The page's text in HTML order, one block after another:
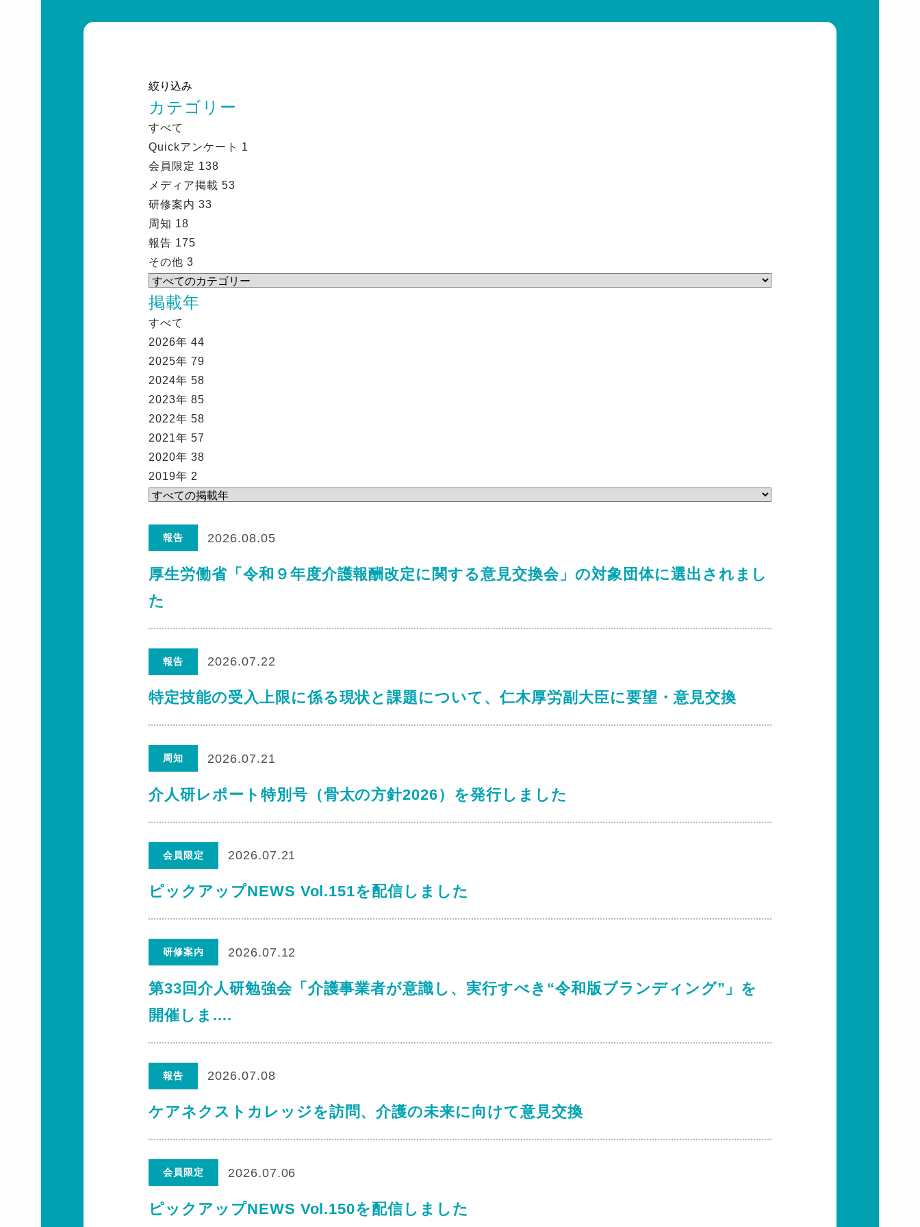
絞り込み
カテゴリー
すべて
Quickアンケート
1
会員限定 138
メディア掲載 53
研修案内 33
周知 18
報告 175
その他 3
掲載年
すべて
2026年 44
2025年 79
2024年 58
2023年 85
2022年 58
2021年 57
2020年 38
2019年 2
報告 2026.08.05
厚生労働省「令和９年度介護報酬改定に関する意見交換会」の対象団体に選出されまし
た
報告 2026.07.22
特定技能の受入上限に係る現状と課題について、仁木厚労副大臣に要望・意見交換
周知 2026.07.21
介人研レポート特別号（骨太の方針2026）を発行しました
会員限定 2026.07.21
ピックアップNEWS Vol.151を配信しました
研修案内 2026.07.12
第33回介人研勉強会「介護事業者が意識し、実行すべき“令和版ブランディング”」を
開催しま....
報告 2026.07.08
ケアネクストカレッジを訪問、介護の未来に向けて意見交換
会員限定 2026.07.06
ピックアップNEWS Vol.150を配信しました